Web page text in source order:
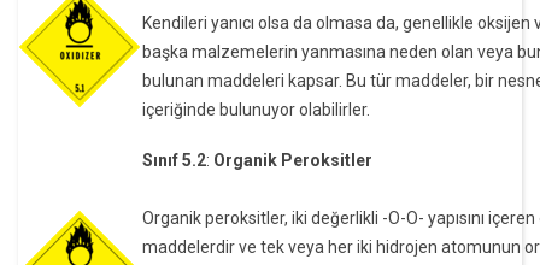
Kendileri yanıcı olsa da olmasa da, genellikle oksijen
başka malzemelerin yanmasına neden olan veya
bulunan maddeleri kapsar. Bu tür maddeler, bir
içeriğinde bulunuyor olabilirler.
Sınıf 5.2: Organik Peroksitler
Organik peroksitler, iki değerlikli -O-O- yapısını
maddelerdir ve tek veya her iki hidrojen atomunun